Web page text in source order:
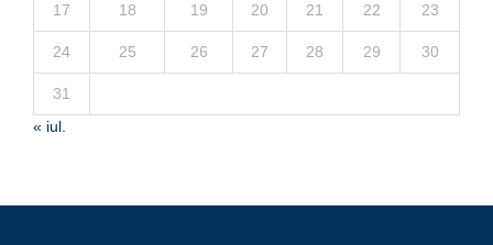
17 18 19 20 21 22 23
24 25 26 27 28 29 30
31
« iul.